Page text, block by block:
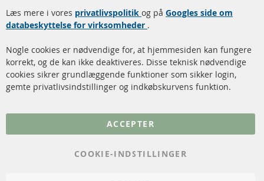
rengøring
Katalysator (KAT)
Sensorer
FAQ
Kontakt
Læs mere i vores privatlivspolitik og på Googles side om
databeskyttelse for virksomheder .
Nogle cookies er nødvendige for, at hjemmesiden kan fungere
korrekt, og de kan ikke deaktiveres. Disse teknisk nødvendige
cookies sikrer grundlæggende funktioner som sikker login,
gemte privatlivsindstillinger og indkøbskurvens funktion.
ACCEPTER
COOKIE-INDSTILLINGER